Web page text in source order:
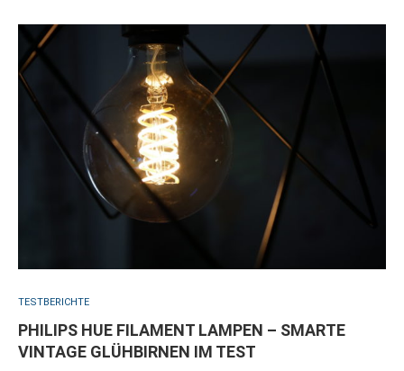
TESTBERICHTE
PHILIPS HUE FILAMENT LAMPEN – SMARTE
VINTAGE GLÜHBIRNEN IM TEST